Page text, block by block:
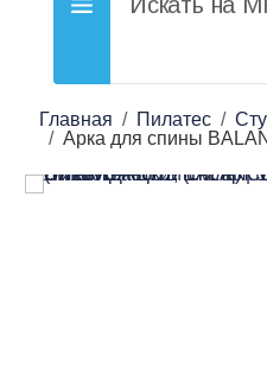
Главная Пилатес
Арка для спины